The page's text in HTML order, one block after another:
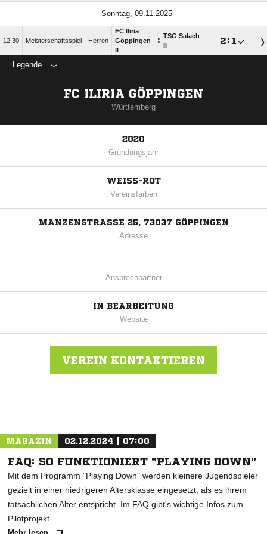
Sonntag, 09.11.2025
12:30 Meisterschaftsspiel Herren
FC Iliria
Göppingen
: TSG Salach
:
Legende
FC ILIRIA GÖPPINGEN
Württemberg
2020
Gründungsjahr
WEISS-ROT
Vereinsfarben
MANZENSTRASSE 25, 73037 GÖPPINGEN
Adresse
Ansprechpartner
IN BEARBEITUNG
Website
VEREIN KONTAKTIEREN
MAGAZIN 02.12.2024 | 07:00
FAQ: SO FUNKTIONIERT "PLAYING DOWN"
Mit dem Programm "Playing Down" werden kleinere Jugendspieler
gezielt in einer niedrigeren Altersklasse eingesetzt, als es ihrem
tatsächlichen Alter entspricht. Im FAQ gibt's wichtige Infos zum
Pilotprojekt.